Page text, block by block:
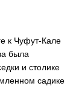
к Чуфут-Кале
была
и столике
садике